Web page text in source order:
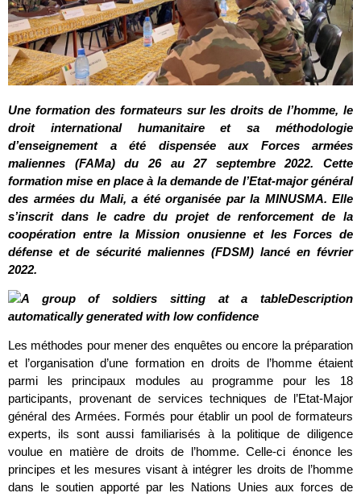
Une formation des formateurs sur les droits de l’homme, le
droit international humanitaire et sa méthodologie
d’enseignement a été dispensée aux Forces armées
maliennes (FAMa) du 26 au 27 septembre 2022. Cette
formation mise en place à la demande de l’Etat-major général
des armées du Mali, a été organisée par la MINUSMA. Elle
s’inscrit dans le cadre du projet de renforcement de la
coopération entre la Mission onusienne et les Forces de
défense et de sécurité maliennes (FDSM) lancé en février
2022.
Les méthodes pour mener des enquêtes ou encore la préparation
et l’organisation d’une formation en droits de l’homme étaient
parmi les principaux modules au programme pour les 18
participants, provenant de services techniques de l’Etat-Major
général des Armées. Formés pour établir un pool de formateurs
experts, ils sont aussi familiarisés à la politique de diligence
voulue en matière de droits de l’homme. Celle-ci énonce les
principes et les mesures visant à intégrer les droits de l’homme
dans le soutien apporté par les Nations Unies aux forces de